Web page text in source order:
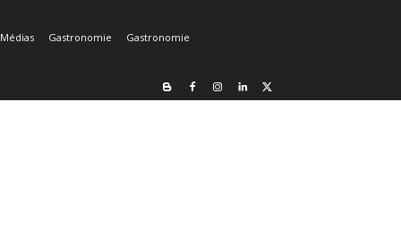
Médias Gastronomie
Gastronomie